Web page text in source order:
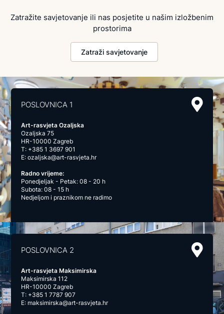
Zatražite savjetovanje ili nas posjetite u našim izložbenim
prostorima
Zatraži savjetovanje
POSLOVNICA 1
Art-rasvjeta Ozaljska
Ozaljska 75
HR-10000 Zagreb
T: +385 1 3697 901
E:ozaljska@art-rasvjeta.hr
Radno vrijeme:
Ponedjeljak - Petak: 08 - 20 h
Subota: 08 - 15 h
Nedjeljom i praznikom ne radimo
POSLOVNICA 2
Art-rasvjeta Maksimirska
Maksimirska 112
HR-10000 Zagreb
T: +385 1 7787 907
E: maksimirska@art-rasvjeta.hr